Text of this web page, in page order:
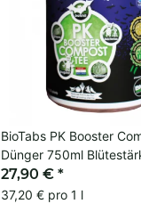
BioTabs PK Booster
Dünger 750ml
27,90 € *
37,20 € pro 1 l